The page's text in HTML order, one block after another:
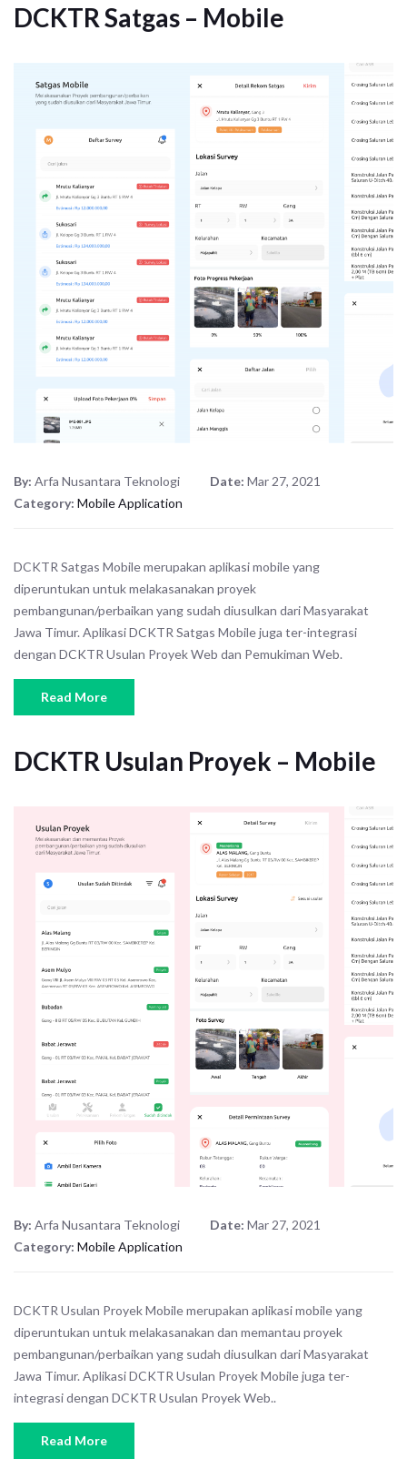
DCKTR Satgas – Mobile
By: Arfa Nusantara Teknologi Date: Mar 27, 2021
Category: Mobile Application
DCKTR Satgas Mobile merupakan aplikasi mobile yang
diperuntukan untuk melakasanakan proyek
pembangunan/perbaikan yang sudah diusulkan dari Masyarakat
Jawa Timur. Aplikasi DCKTR Satgas Mobile juga ter-integrasi
dengan DCKTR Usulan Proyek Web dan Pemukiman Web.
Read More
DCKTR Usulan Proyek – Mobile
By: Arfa Nusantara Teknologi Date: Mar 27, 2021
Category: Mobile Application
DCKTR Usulan Proyek Mobile merupakan aplikasi mobile yang
diperuntukan untuk melakasanakan dan memantau proyek
pembangunan/perbaikan yang sudah diusulkan dari Masyarakat
Jawa Timur. Aplikasi DCKTR Usulan Proyek Mobile juga ter-
integrasi dengan DCKTR Usulan Proyek Web..
Read More